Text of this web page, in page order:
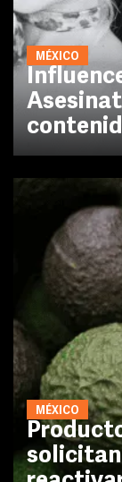
MÉXICO
MÉXICO
solicitan